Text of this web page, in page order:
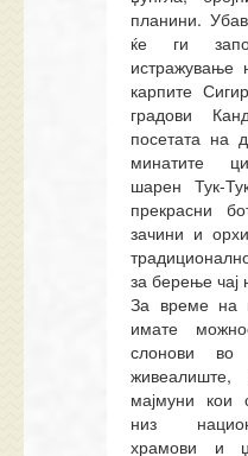
планини.
ќе ги
истражување
карпите
градови
посетата на
минатите
шарен Тук-
прекрасни
зачини и
за берење чај
За време на
имате
слонови во
мајмуни кои
низ
храмови и